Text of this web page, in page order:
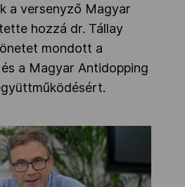
a versenyző Magyar
hozzá dr. Tállay
mondott a
a Magyar Antidopping